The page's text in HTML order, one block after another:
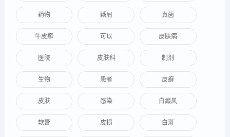
药物 鳞屑 真菌
牛皮癣 可以 皮肤病
医院 皮肤科 制剂
生物 患者 皮癣
皮肤 感染 白癜风
软膏 皮损 白斑